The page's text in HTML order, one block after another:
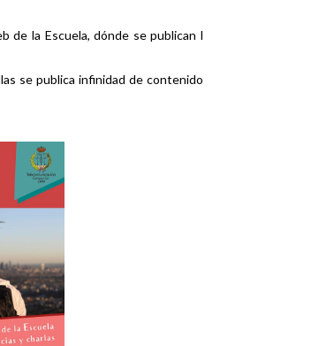
la Escuela, dónde se publican la
se publica infinidad de contenidos